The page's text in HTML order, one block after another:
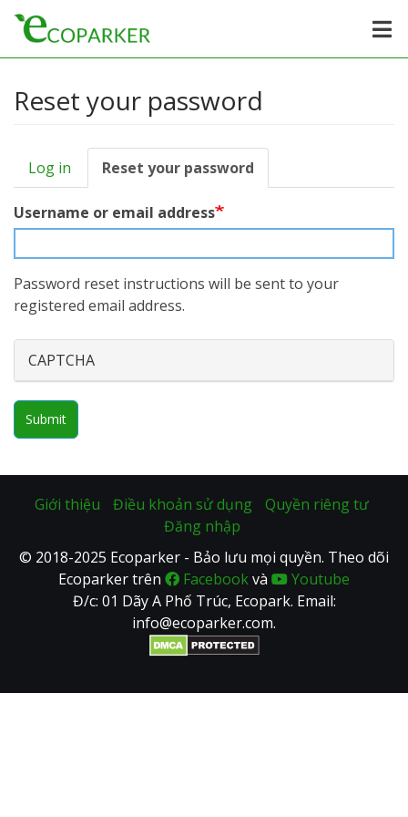
Reset your password
Primary
tabs
Log in Reset your password
tab)
Username or email address
Password reset instructions will be sent to your
registered email address.
CAPTCHA
Submit
Giới thiệu Điều khoản sử dụng
Quyền riêng tư
Đăng nhập
© 2018-2025 Ecoparker - Bảo lưu mọi quyền. Theo dõi
Ecoparker trên
Facebookvà
Youtube
Đ/c: 01 Dãy A Phố Trúc, Ecopark. Email:
info@ecoparker.com.